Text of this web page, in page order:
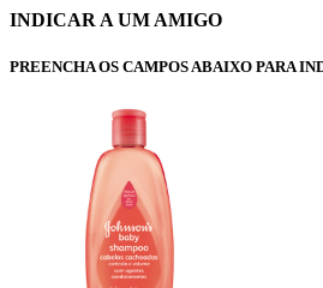
INDICAR A UM AMIGO
PREENCHA OS CAMPOS ABAIXO PARA